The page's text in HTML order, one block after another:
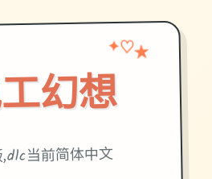
幻想
✦ ♡★
当前简体中文